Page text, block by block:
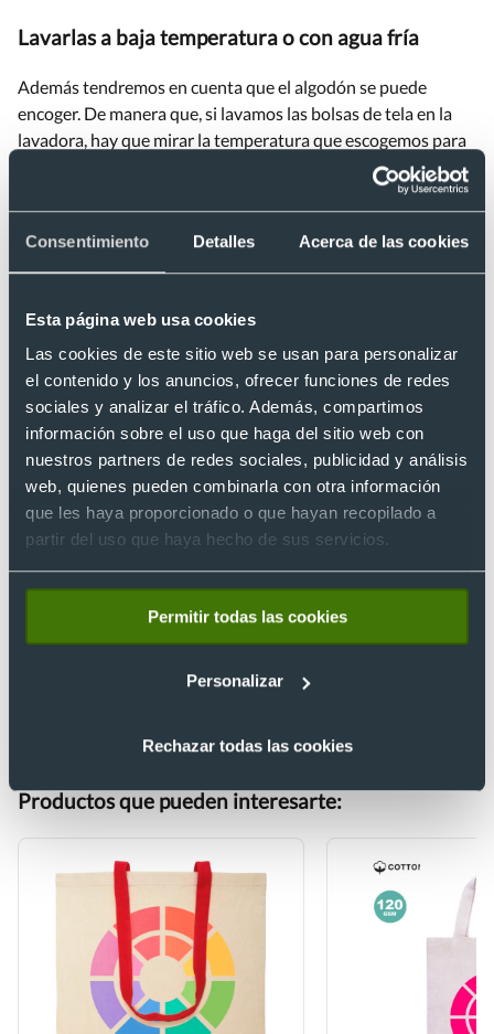
Consentimiento Detalles Acerca de las cookies
Esta página web usa cookies
Las cookies de este sitio web se usan para personalizar
el contenido y los anuncios, ofrecer funciones de redes
sociales y analizar el tráfico. Además, compartimos
información sobre el uso que haga del sitio web con
nuestros partners de redes sociales, publicidad y análisis
web, quienes pueden combinarla con otra información
que les haya proporcionado o que hayan recopilado a
partir del uso que haya hecho de sus servicios.
Permitir todas las cookies
Personalizar
Rechazar todas las cookies
Lavarlas a baja temperatura o con agua fría
Además tendremos en cuenta que el algodón se puede
encoger. De manera que, si lavamos las bolsas de tela en la
lavadora, hay que mirar la temperatura que escogemos para
no dañar el tejido. Lo ideal es que no supere entonces los 60º
Secarlas correctamente
tiempo y los lavados. Una forma para evitarlo
bolsa de tela personalizada dándole la forma correcta a la
hora de tenderla
. Además también te recomendamos que la
hora de guardarla, pongas un cartón o papel rígido en su
interior para que no se deforme.
Evitar los químicos
Otro punto que debes tener en cuenta al saber cómo lavar
una tote bag es que hay que evitar los productos químicos
para limpiarlas, especialmente químicos como disolventes,
En nuestro catálogo encontrarás bolsas de tela baratas
regalo de merchandising , en multitud de
en uno o varios colores. ¿Quieres saber cómo? ¡
Productos que pueden interesarte: